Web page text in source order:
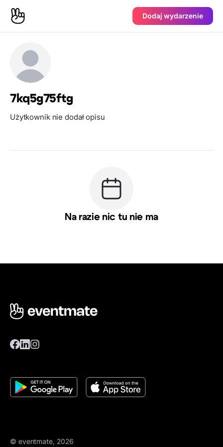
Dodaj wydarzenie
7kq5g75ftg
Użytkownik nie dodał opisu
Na razie nic tu nie ma
© eventmate, 2026